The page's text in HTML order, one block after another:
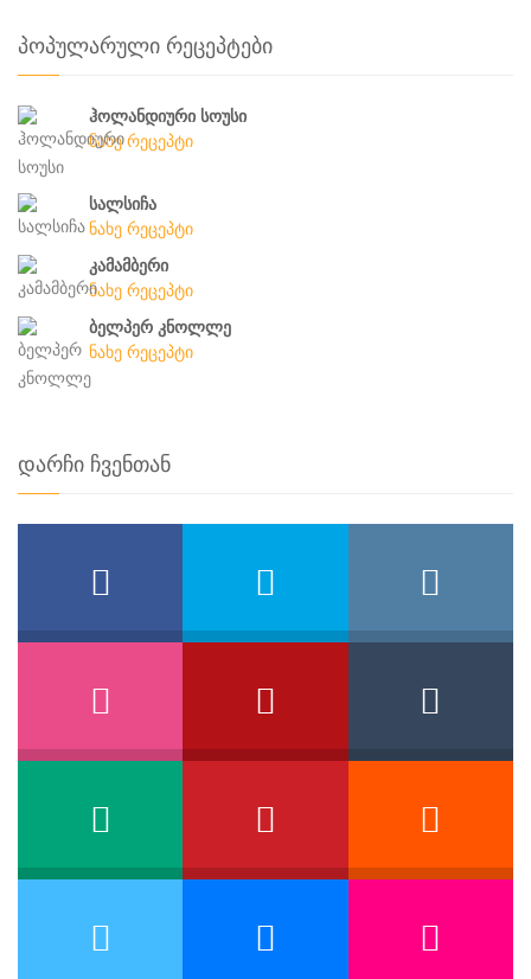
პოპულარული რეცეპტები
ჰოლანდიური სოუსი
ნახე რეცეპტი
სალსიჩა
ნახე რეცეპტი
კამამბერი
ნახე რეცეპტი
ბელპერ კნოლლე
ნახე რეცეპტი
დარჩი ჩვენთან